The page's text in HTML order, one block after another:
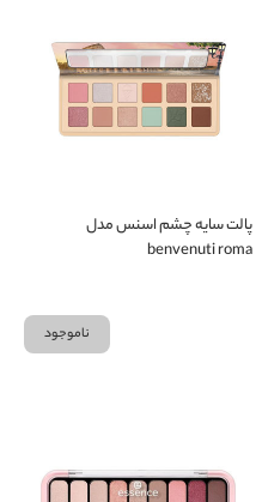
پالت سایه چشم اسنس مدل
benvenuti roma
ناموجود